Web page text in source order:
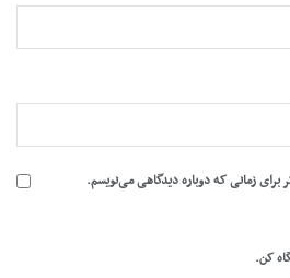
برای زمانی که دوباره دیدگاهی می‌نویسم.
کن.